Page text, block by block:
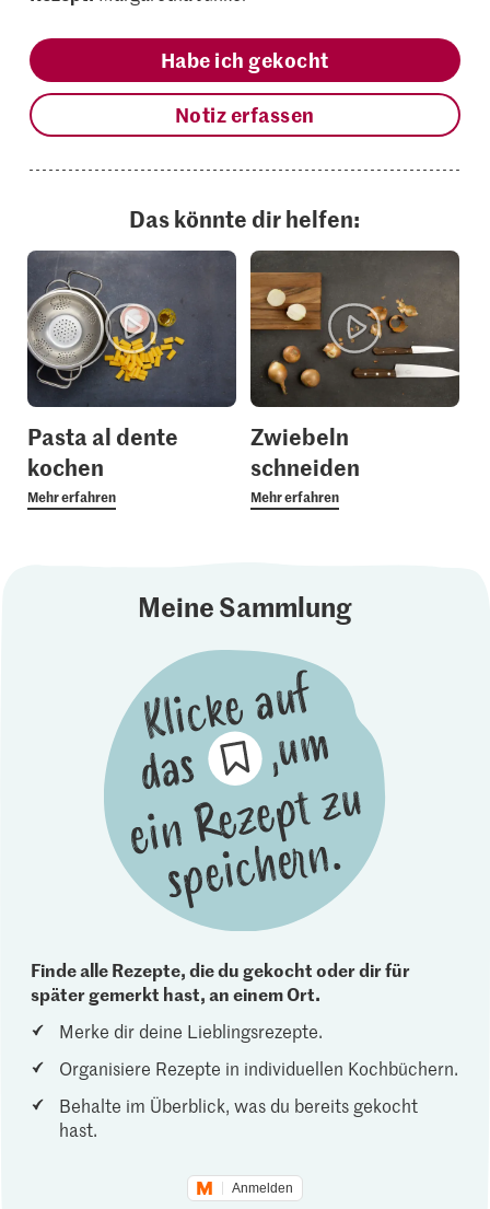
Habe ich gekocht
Notiz erfassen
Das könnte dir helfen:
Pasta al dente
kochen
Mehr erfahren
Zwiebeln
schneiden
Mehr erfahren
Meine Sammlung
Finde alle Rezepte, die du gekocht oder dir für
später gemerkt hast, an einem Ort.
Merke dir deine Lieblingsrezepte.
Organisiere Rezepte in individuellen Kochbüchern.
Behalte im Überblick, was du bereits gekocht
hast.
Anmelden